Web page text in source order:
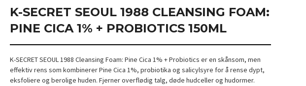
K-SECRET SEOUL 1988 CLEANSING FOAM:
PINE CICA 1% + PROBIOTICS 150ML
K-SECRET SEOUL 1988 Cleansing Foam: Pine Cica 1% + Probiotics er en skånsom, men
effektiv rens som kombinerer Pine Cica 1%, probiotika og salicylsyre for å rense dypt,
eksfoliere og berolige huden. Fjerner overflødig talg, døde hudceller og hudormer.